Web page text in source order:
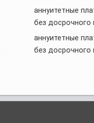
аннуитетные
без досрочного
аннуитетные
без досрочного